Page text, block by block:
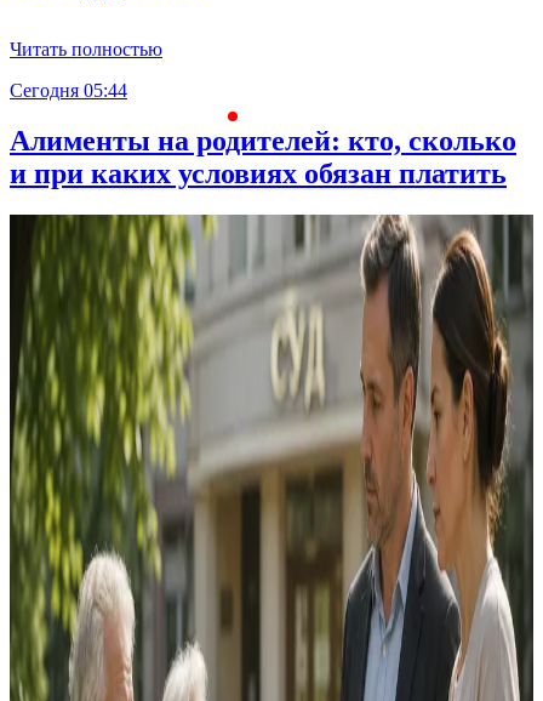
Читать полностью
Сегодня 05:44
Алименты на родителей: кто, сколько
и при каких условиях обязан платить